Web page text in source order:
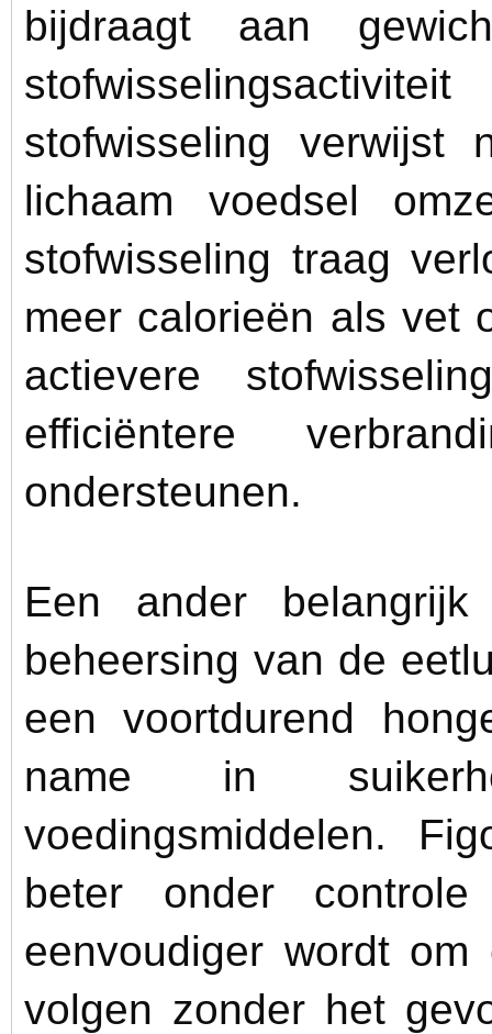
bijdraagt aan
stofwisseling verwijst
lichaam voedsel
stofwisseling traag
meer calorieën als vet
actievere
efficiëntere
ondersteunen.
Een ander
beheersing van de
een voortdurend
name in
voedingsmiddelen.
beter onder
eenvoudiger wordt
volgen zonder het